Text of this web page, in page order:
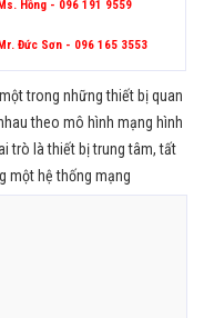
Hồng - 096 191 9559
Đức Sơn - 096 165 3553
trong những thiết bị quan
theo mô hình mạng hình
trò là thiết bị trung tâm, tất
một hệ thống mạng